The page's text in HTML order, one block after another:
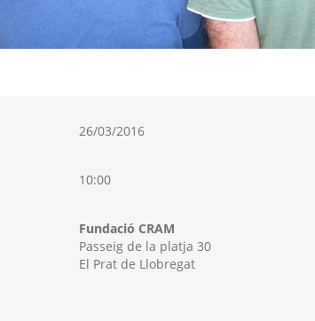
26/03/2016
10:00
Fundació CRAM
Passeig de la platja 30
El Prat de Llobregat